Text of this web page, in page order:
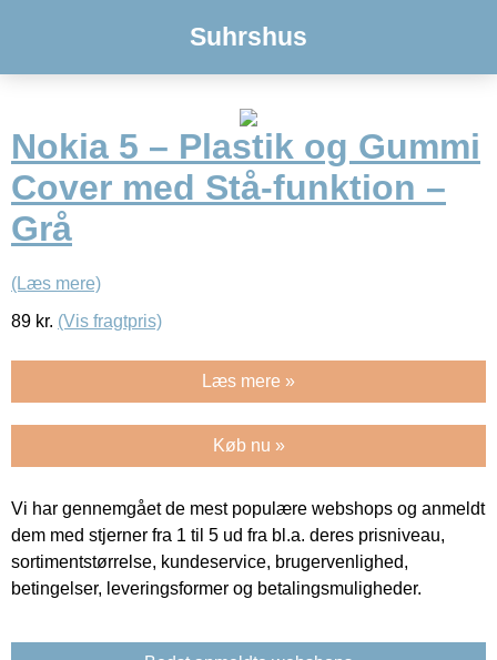
Suhrshus
Nokia 5 – Plastik og Gummi
Cover med Stå-funktion –
Grå
(Læs mere)
89 kr. (Vis fragtpris)
Læs mere »
Køb nu »
Vi har gennemgået de mest populære webshops og anmeldt
dem med stjerner fra 1 til 5 ud fra bl.a. deres prisniveau,
sortimentstørrelse, kundeservice, brugervenlighed,
betingelser, leveringsformer og betalingsmuligheder.